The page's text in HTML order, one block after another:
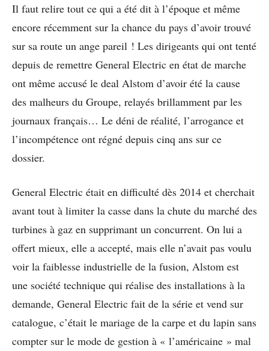
Il faut relire tout ce qui a été dit à l’époque et même
encore récemment sur la chance du pays d’avoir trouvé
sur sa route un ange pareil ! Les dirigeants qui ont tenté
depuis de remettre General Electric en état de marche
ont même accusé le deal Alstom d’avoir été la cause
des malheurs du Groupe, relayés brillamment par les
journaux français… Le déni de réalité, l’arrogance et
l’incompétence ont régné depuis cinq ans sur ce
dossier.
General Electric était en difficulté dès 2014 et cherchait
avant tout à limiter la casse dans la chute du marché des
turbines à gaz en supprimant un concurrent. On lui a
offert mieux, elle a accepté, mais elle n’avait pas voulu
voir la faiblesse industrielle de la fusion, Alstom est
une société technique qui réalise des installations à la
demande, General Electric fait de la série et vend sur
catalogue, c’était le mariage de la carpe et du lapin sans
compter sur le mode de gestion à « l’américaine » mal